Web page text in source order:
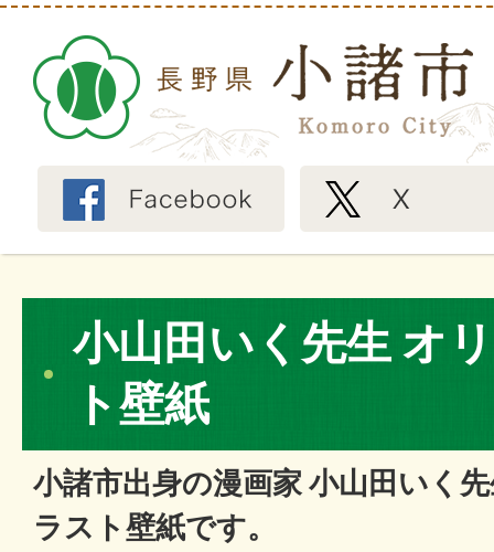
小山田いく先生 オ
ト壁紙
小諸市出身の漫画家 小山田いく
ラスト壁紙です。